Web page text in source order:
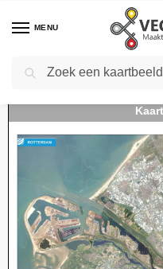
MENU
Home Kaarten - Stedenkaarten